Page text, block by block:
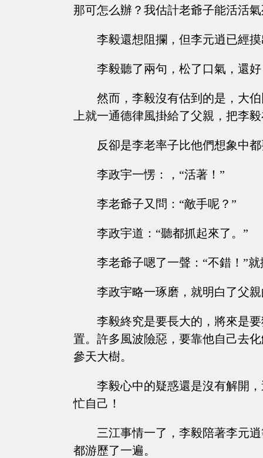
那可怎么辦？我估計老爺子能活活氣
李毅還想阻攔，但李元逍已經
李毅聽了兩句，松了口氣，還
然而，李毅沒有估到的是，大
上就一通德律風掛給了父親，把李
反卻是李老率子比他們想象中
李政宇一愣：，“活著！”
李老爺子又問：“敵手呢？”
李政宇道：“聽都抓起來了。”
李老爺子嗯了一聲：“不錯！”
李政宇略一琢磨，就明白了父
李毅終究是要長大的，將來是
置。許多風波險惡，要靠他自己去
參天大樹。
李毅心中的疑惑還是沒有解開
忙自己！
三江事情一了，李毅陪著李元
都游歷了一遍。